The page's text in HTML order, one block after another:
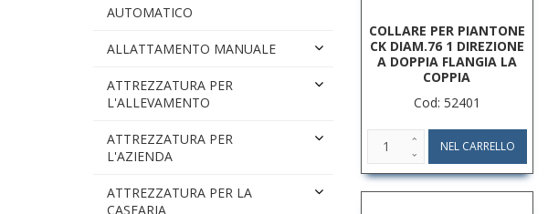
AUTOMATICO
ALLATTAMENTO MANUALE
ATTREZZATURA PER
L'ALLEVAMENTO
ATTREZZATURA PER
L'AZIENDA
ATTREZZATURA PER LA
CASEARIA
COLLARE PER PIANTONE
CK DIAM.76 1 DIREZIONE
A DOPPIA FLANGIA LA
COPPIA
Cod: 52401